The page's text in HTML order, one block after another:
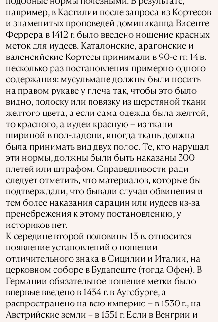
например, в Кастилии после запроса из Кортесов
и знаменитых проповедей доминиканца Висенте
Феррера в 1412 г. было введено ношение красных
меток для иудеев. Каталонские, арагонские и
валенсийские Кортесы принимали в 90-е гг. 14 в.
несколько раз постановления примерно одного
содержания: мусульмане должны были носить
на правом рукаве у плеча так, чтобы это было
видно, полоску или повязку из шерстяной ткани
желтого цвета, а если сама одежда была желтой,
то красного, а иудеи красную – из ткани
шириной в пол-ладони, иногда ткань должна
была принимать вид двух полос. Те, кто нарушал
эти нормы, должны были быть наказаны 300
плетей или штрафом. Справедливости ради
следует отметить, что материалов, которые бы
подтверждали, что бывали случаи обвинения и
тем более наказания сарацин или иудеев из-за
пренебрежения к этому постановлению, у
историков нет.
К середине второй половины 13 в. относится
появление установлений о ношении
отличительного знака в Сицилии и Италии, на
церковном соборе в Будапеште (тогда Офен). В
Германии обязательное ношение метки было
впервые введено в 1434 г. в Аугсбурге, а
распространено на всю империю – в 1530 г., на
Австрийские земли – в 1551 г. Если в Венгрии и